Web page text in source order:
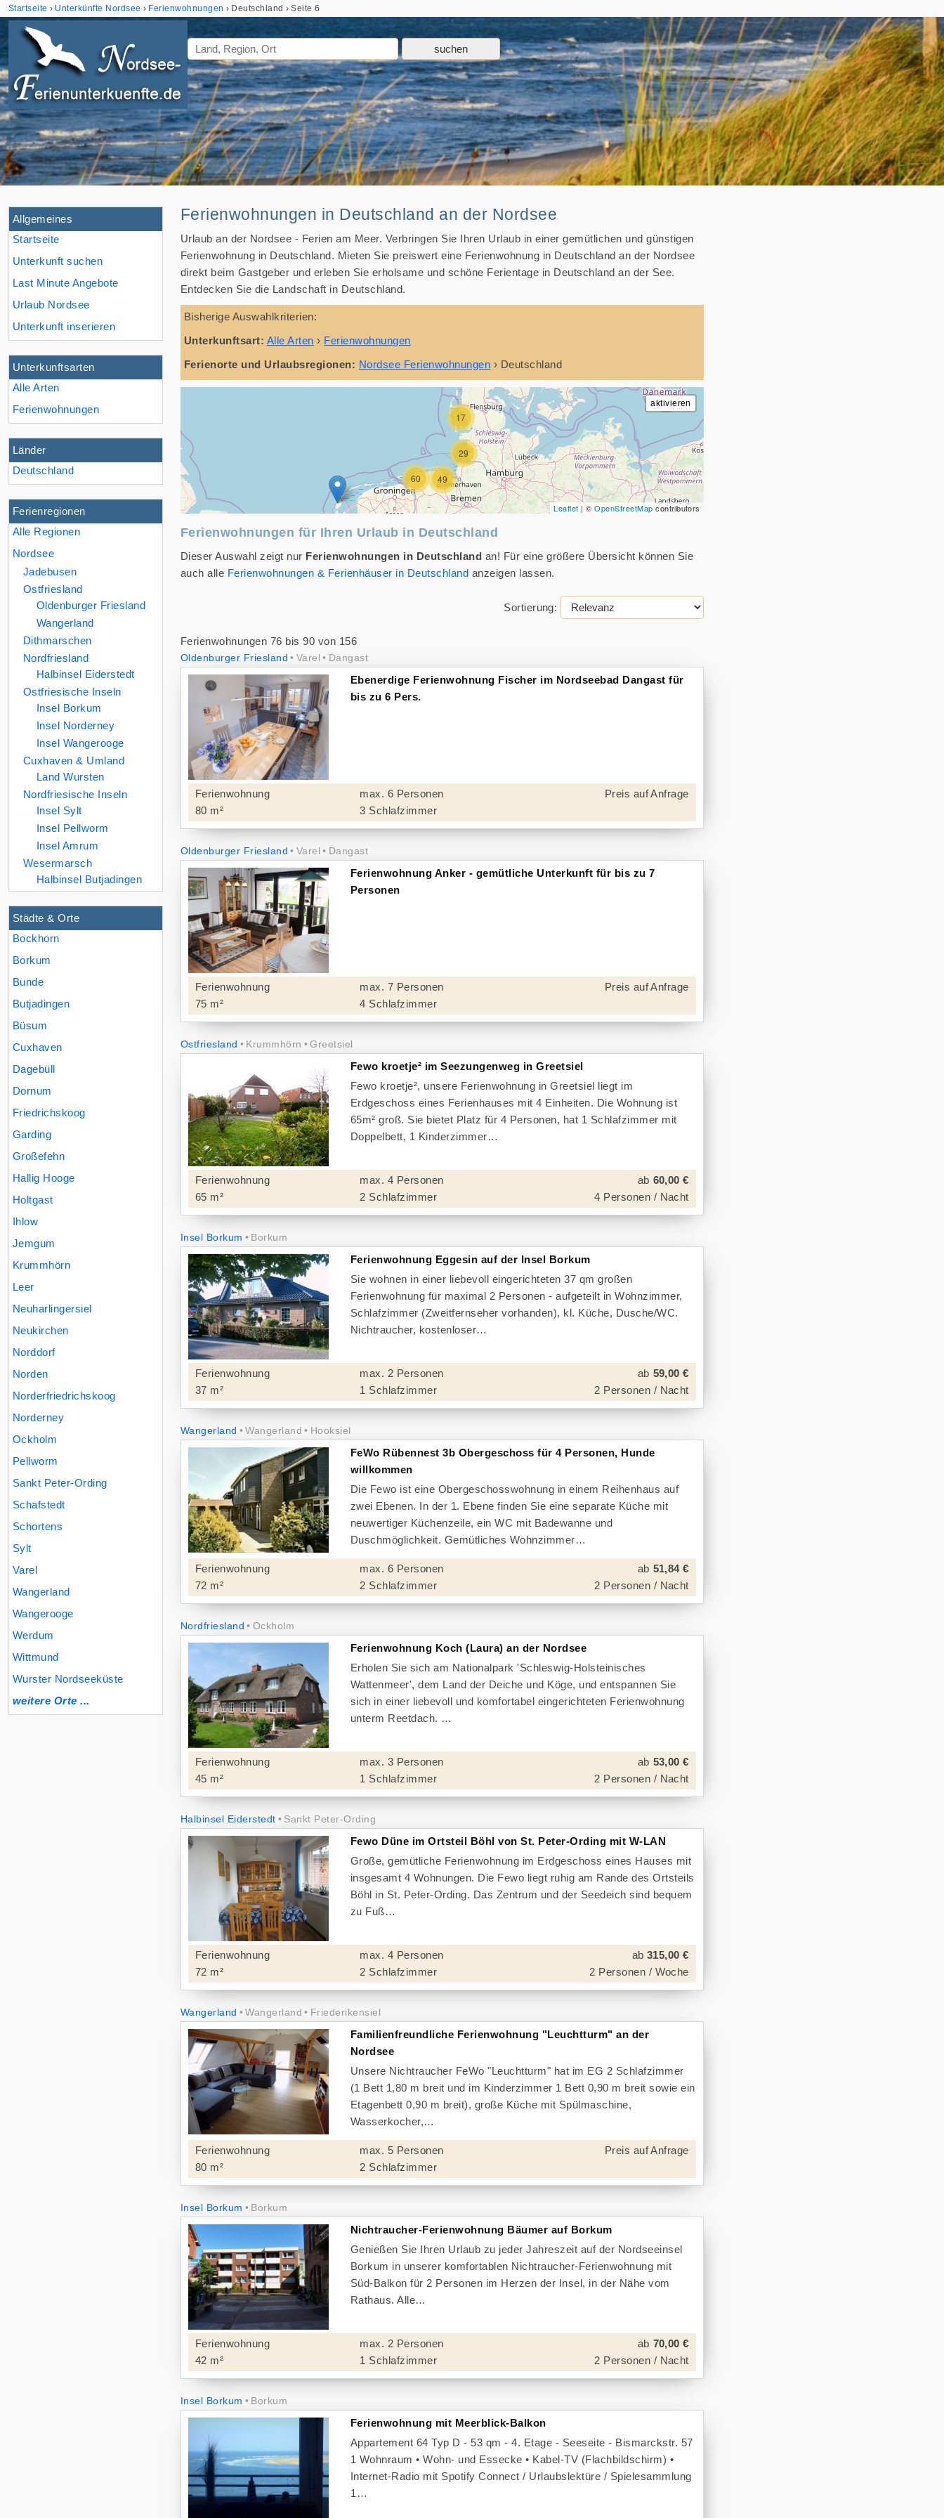
Startseite Unterkünfte Nordsee Ferienwohnungen Deutschland Seite 6
Allgemeines
Startseite
Unterkunft suchen
Last Minute Angebote
Urlaub Nordsee
Unterkunft inserieren
Unterkunftsarten
Alle Arten
Ferienwohnungen
Länder
Deutschland
Ferienregionen
Alle Regionen
Nordsee
Jadebusen
Ostfriesland
Oldenburger Friesland
Wangerland
Dithmarschen
Nordfriesland
Halbinsel Eiderstedt
Ostfriesische Inseln
Insel Borkum
Insel Norderney
Insel Wangerooge
Cuxhaven & Umland
Land Wursten
Nordfriesische Inseln
Insel Sylt
Insel Pellworm
Insel Amrum
Wesermarsch
Halbinsel Butjadingen
Städte & Orte
Bockhorn
Borkum
Bunde
Butjadingen
Büsum
Cuxhaven
Dagebüll
Dornum
Friedrichskoog
Garding
Großefehn
Hallig Hooge
Holtgast
Ihlow
Jemgum
Krummhörn
Leer
Neuharlingersiel
Neukirchen
Norddorf
Norden
Norderfriedrichskoog
Norderney
Ockholm
Pellworm
Sankt Peter-Ording
Schafstedt
Schortens
Sylt
Varel
Wangerland
Wangerooge
Werdum
Wittmund
Wurster Nordseeküste
weitere Orte ...
Ferienwohnungen in Deutschland an der Nordsee
Urlaub an der Nordsee - Ferien am Meer. Verbringen Sie Ihren Urlaub in einer gemütlichen und günstigen
Ferienwohnung in Deutschland. Mieten Sie preiswert eine Ferienwohnung in Deutschland an der Nordsee
direkt beim Gastgeber und erleben Sie erholsame und schöne Ferientage in Deutschland an der See.
Entdecken Sie die Landschaft in Deutschland.
Bisherige Auswahlkriterien:
Unterkunftsart: Alle Arten › Ferienwohnungen
Ferienorte und Urlaubsregionen: Nordsee Ferienwohnungen › Deutschland
49
60
17
29
Leaflet | ©OpenStreetMap contributors
Ferienwohnungen für Ihren Urlaub in Deutschland
Dieser Auswahl zeigt nur Ferienwohnungen in Deutschland an! Für eine größere Übersicht können Sie
auch alle Ferienwohnungen & Ferienhäuser in Deutschland anzeigen lassen.
Sortierung:
Ferienwohnungen 76 bis 90 von 156
Oldenburger Friesland Varel Dangast
Ebenerdige Ferienwohnung Fischer im Nordseebad Dangast für
bis zu 6 Pers.
Ferienwohnung
80 m²
max. 6 Personen
3 Schlafzimmer
Preis auf Anfrage
Oldenburger Friesland Varel Dangast
Ferienwohnung Anker - gemütliche Unterkunft für bis zu 7
Personen
Ferienwohnung
75 m²
max. 7 Personen
4 Schlafzimmer
Preis auf Anfrage
Ostfriesland Krummhörn Greetsiel
Fewo kroetje² im Seezungenweg in Greetsiel
Fewo kroetje², unsere Ferienwohnung in Greetsiel liegt im
Erdgeschoss eines Ferienhauses mit 4 Einheiten. Die Wohnung ist
65m² groß. Sie bietet Platz für 4 Personen, hat 1 Schlafzimmer mit
Doppelbett, 1 Kinderzimmer
Ferienwohnung
65 m²
max. 4 Personen
2 Schlafzimmer
ab 60,00 €
4 Personen / Nacht
Insel Borkum Borkum
Ferienwohnung Eggesin auf der Insel Borkum
Sie wohnen in einer liebevoll eingerichteten 37 qm großen
Ferienwohnung für maximal 2 Personen - aufgeteilt in Wohnzimmer,
Schlafzimmer (Zweitfernseher vorhanden), kl. Küche, Dusche/WC.
Nichtraucher, kostenloser
Ferienwohnung
37 m²
max. 2 Personen
1 Schlafzimmer
ab 59,00 €
2 Personen / Nacht
Wangerland Wangerland Hooksiel
FeWo Rübennest 3b Obergeschoss für 4 Personen, Hunde
willkommen
Die Fewo ist eine Obergeschosswohnung in einem Reihenhaus auf
zwei Ebenen. In der 1. Ebene finden Sie eine separate Küche mit
neuwertiger Küchenzeile, ein WC mit Badewanne und
Duschmöglichkeit. Gemütliches Wohnzimmer
Ferienwohnung
72 m²
max. 6 Personen
2 Schlafzimmer
ab 51,84 €
2 Personen / Nacht
Nordfriesland Ockholm
Ferienwohnung Koch (Laura) an der Nordsee
Erholen Sie sich am Nationalpark 'Schleswig-Holsteinisches
Wattenmeer', dem Land der Deiche und Köge, und entspannen Sie
sich in einer liebevoll und komfortabel eingerichteten Ferienwohnung
unterm Reetdach.
Ferienwohnung
45 m²
max. 3 Personen
1 Schlafzimmer
ab 53,00 €
2 Personen / Nacht
Halbinsel Eiderstedt Sankt Peter-Ording
Fewo Düne im Ortsteil Böhl von St. Peter-Ording mit W-LAN
Große, gemütliche Ferienwohnung im Erdgeschoss eines Hauses mit
insgesamt 4 Wohnungen. Die Fewo liegt ruhig am Rande des Ortsteils
Böhl in St. Peter-Ording. Das Zentrum und der Seedeich sind bequem
zu Fuß
Ferienwohnung
72 m²
max. 4 Personen
2 Schlafzimmer
ab 315,00 €
2 Personen / Woche
Wangerland Wangerland Friederikensiel
Familienfreundliche Ferienwohnung "Leuchtturm" an der
Nordsee
Unsere Nichtraucher FeWo "Leuchtturm" hat im EG 2 Schlafzimmer
(1 Bett 1,80 m breit und im Kinderzimmer 1 Bett 0,90 m breit sowie ein
Etagenbett 0,90 m breit), große Küche mit Spülmaschine,
Wasserkocher,
Ferienwohnung
80 m²
max. 5 Personen
2 Schlafzimmer
Preis auf Anfrage
Insel Borkum Borkum
Nichtraucher-Ferienwohnung Bäumer auf Borkum
Genießen Sie Ihren Urlaub zu jeder Jahreszeit auf der Nordseeinsel
Borkum in unserer komfortablen Nichtraucher-Ferienwohnung mit
Süd-Balkon für 2 Personen im Herzen der Insel, in der Nähe vom
Rathaus. Alle
Ferienwohnung
42 m²
max. 2 Personen
1 Schlafzimmer
ab 70,00 €
2 Personen / Nacht
Insel Borkum Borkum
Ferienwohnung mit Meerblick-Balkon
Appartement 64 Typ D - 53 qm - 4. Etage - Seeseite - Bismarckstr. 57
1 Wohnraum • Wohn- und Essecke • Kabel-TV (Flachbildschirm) •
Internet-Radio mit Spotify Connect / Urlaubslektüre / Spielesammlung
1